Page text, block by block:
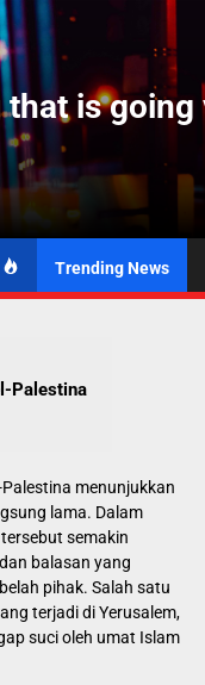
is going
Trending News
Palestina
menunjukkan
lama. Dalam
semakin
balasan yang
pihak. Salah satu
terjadi di Yerusalem,
suci oleh umat Islam